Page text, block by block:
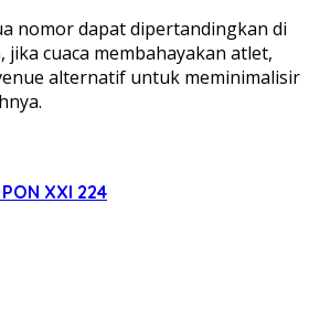
nomor dapat dipertandingkan di
jika cuaca membahayakan atlet,
alternatif untuk meminimalisir
XXI 224